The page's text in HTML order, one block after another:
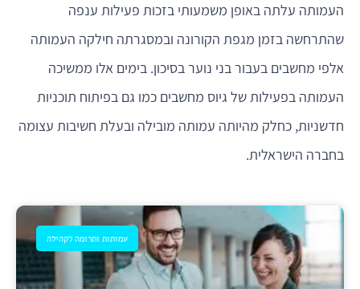
העמותה עלתה באופן משמעותי בזכות פעילות ענפה
שהתרחשה בזמן מגפת הקורונה ובמסגרתה חילקה העמותה
אלפי מחשבים בעבור בני נוער בסיכון. בימים אלו ממשיכה
העמותה בפעילות של גיוס מחשבים כמו גם בפיתוח תוכניות
חדשניות, כחלק מהיותה עמותה מובילה ובעלת חשיבות עצומה
בחברה הישראלית.
עמותות ותרומה לקהילה